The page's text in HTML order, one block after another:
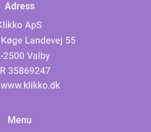
Adress
www.klikko.dk
Menu